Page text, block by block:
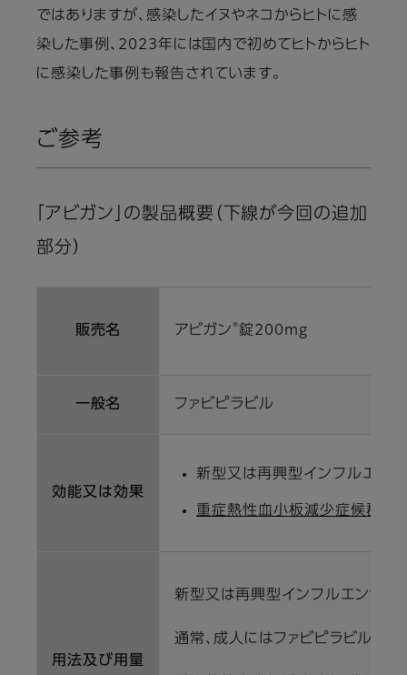
ではありますが、感染したイヌやネコからヒトに感
染した事例、2023年には国内で初めてヒトからヒト
に感染した事例も報告されています。
ご参考
「アビガン」の製品概要（下線が今回の追加
部分）
販売名 アビガン ®錠200mg
一般名 ファビピラビル
効能又は効果
新型又は再興型インフルエンザ
重症熱性血小板減少症候群ウ
用法及び用量
新型又は再興型インフルエンザウ
通常、成人にはファビピラビルと